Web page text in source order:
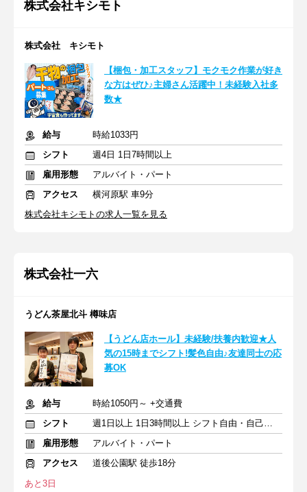
株式会社キシモト
株式会社 キシモト
【梱包・加工スタッフ】モクモク作業が好き
な方はぜひ♪主婦さん活躍中！未経験入社多
数★
給与
時給1033円
シフト
週4日 1日7時間以上
雇用形態
アルバイト・パート
アクセス
横河原駅 車9分
株式会社キシモトの求人一覧を見る
株式会社一六
うどん茶屋北斗 樽味店
【うどん店ホール】未経験/扶養内歓迎★人
気の15時までシフト!髪色自由♪友達同士の応
募OK
給与
時給1050円～ +交通費
シフト
週1日以上 1日3時間以上 シフト自由・自己申告
雇用形態
アルバイト・パート
アクセス
道後公園駅 徒歩18分
あと3日